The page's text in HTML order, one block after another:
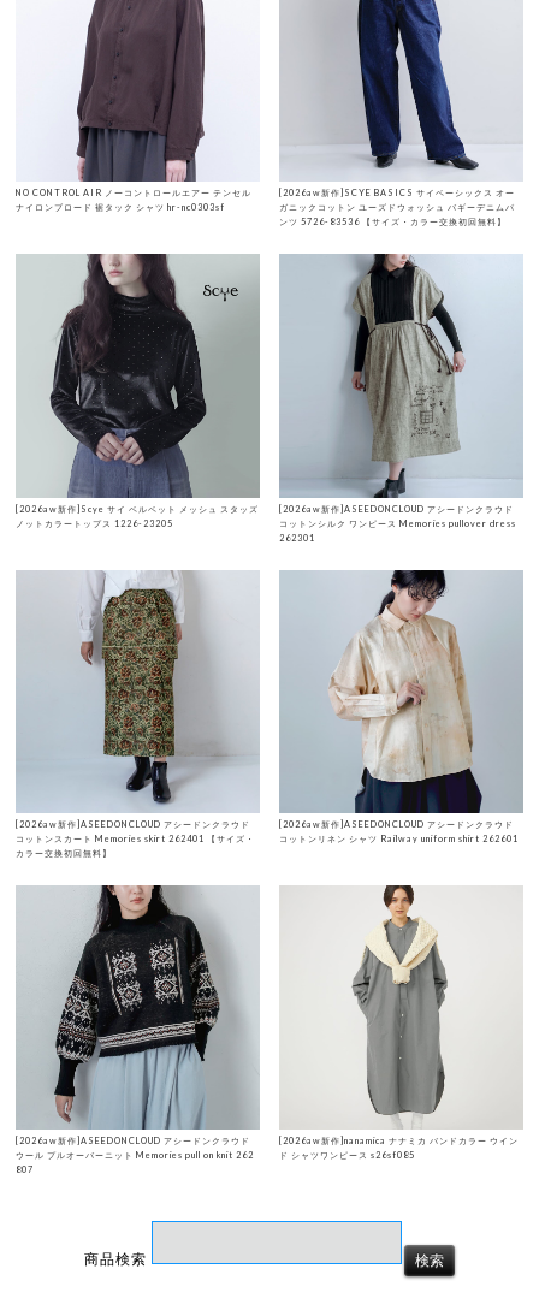
NO CONTROL AIR ノーコントロールエアー テンセル
ナイロンブロード 裾タック シャツ hr-nc0303sf
[2026aw新作]SCYE BASICS サイベーシックス オー
ガニックコットン ユーズドウォッシュ バギーデニムパ
ンツ 5726-83536 【サイズ・カラー交換初回無料】
[2026aw新作]Scye サイ ベルベット メッシュ スタッズ
ノットカラートップス 1226-23205
[2026aw新作]ASEEDONCLOUD アシードンクラウド
コットンシルク ワンピース Memories pullover dress
262301
[2026aw新作]ASEEDONCLOUD アシードンクラウド
コットンスカート Memories skirt 262401 【サイズ・
カラー交換初回無料】
[2026aw新作]ASEEDONCLOUD アシードンクラウド
コットンリネン シャツ Railway uniform shirt 262601
[2026aw新作]ASEEDONCLOUD アシードンクラウド
ウール プルオーバーニット Memories pull on knit 262
807
[2026aw新作]nanamica ナナミカ バンドカラー ウイン
ド シャツワンピース s26sf085
商品検索